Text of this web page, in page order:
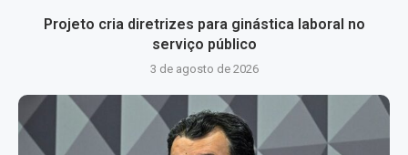
Projeto cria diretrizes para ginástica laboral no
serviço público
3 de agosto de 2026